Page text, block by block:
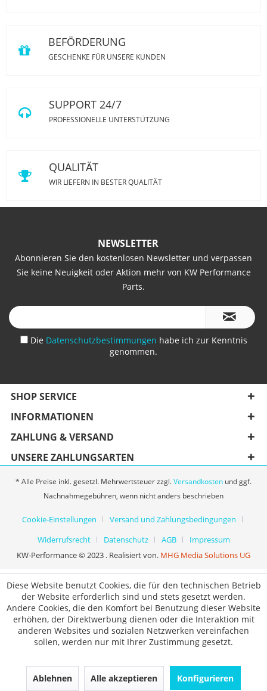
BEFÖRDERUNG
GESCHENKE FÜR UNSERE KUNDEN
SUPPORT 24/7
PROFESSIONELLE UNTERSTÜTZUNG
QUALITÄT
WIR LIEFERN IN BESTER QUALITÄT
NEWSLETTER
Abonnieren Sie den kostenlosen Newsletter und verpassen
Sie keine Neuigkeit oder Aktion mehr von KW Performance
Parts.
Die Datenschutzbestimmungen habe ich zur Kenntnis
genommen.
SHOP SERVICE
INFORMATIONEN
ZAHLUNG & VERSAND
UNSERE ZAHLUNGSARTEN
* Alle Preise inkl. gesetzl. Mehrwertsteuer zzgl.Versandkosten und ggf.
Nachnahmegebühren, wenn nicht anders beschrieben
Cookie-Einstellungen
Versand und Zahlungsbedingungen
Widerrufsrecht
Datenschutz AGB
Impressum
KW-Performance © 2023 . Realisiert von. MHG Media Solutions UG
Diese Website benutzt Cookies, die für den technischen Betrieb
der Website erforderlich sind und stets gesetzt werden.
Andere Cookies, die den Komfort bei Benutzung dieser Website
erhöhen, der Direktwerbung dienen oder die Interaktion mit
anderen Websites und sozialen Netzwerken vereinfachen
sollen, werden nur mit Ihrer Zustimmung gesetzt.
Ablehnen Alle akzeptieren Konfigurieren